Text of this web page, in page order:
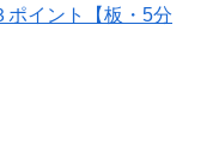
ポイント【板・5分